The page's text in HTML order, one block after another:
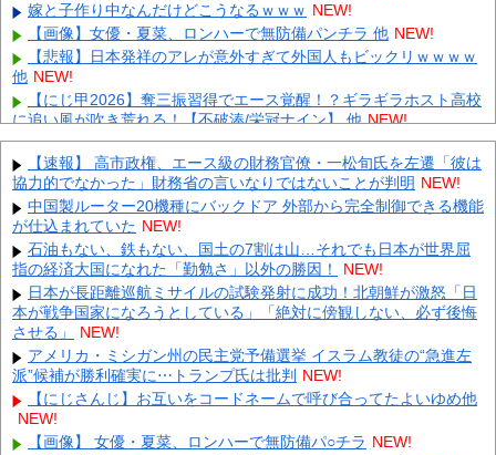
嫁と子作り中なんだけどこうなるｗｗｗ NEW!
【画像】女優・夏菜、ロンハーで無防備パンチラ 他 NEW!
【悲報】日本発祥のアレが意外すぎて外国人もビックリｗｗｗｗ
他 NEW!
【にじ甲2026】奪三振習得でエース覚醒！？ギラギラホスト高校
に追い風が吹き荒れる！【不破湊/栄冠ナイン】 他 NEW!
【衝撃】全敵ロックオンレーザーELの火力比較がエグいｗｗｗ
他
NEW!
【悲報】井端ジャパン、最悪の空気のまま解散していた 他 NEW!
【速報】 『有吉の夏休み』、とんでもない発表をしてしま
う！！！！！ NEW!
【画像】 北海道の1500万の中古物件、レベチｗｗｗｗｗｗｗｗ
ｗｗｗｗｗｗｗｗｗｗｗｗ NEW!
【画像】24歳の人妻さん、露天風呂で撮られるｗｗｗｗｗｗｗｗ
ｗｗｗｗｗｗｗｗｗ NEW!
【悲報】 コロナワクチン打たなかった結果・・・・
Powered by livedoor 相互RSS
【速報】 高市政権、エース級の財務官僚・一松旬氏を左遷「彼は
協力的でなかった」財務省の言いなりではないことが判明 NEW!
中国製ルーター20機種にバックドア 外部から完全制御できる機能
が仕込まれていた NEW!
石油もない、鉄もない、国土の7割は山…それでも日本が世界屈
指の経済大国になれた「勤勉さ」以外の勝因！
NEW!
日本が長距離巡航ミサイルの試験発射に成功！北朝鮮が激怒「日
本が戦争国家になろうとしている」「絶対に傍観しない、必ず後悔
させる」
NEW!
アメリカ・ミシガン州の民主党予備選挙 イスラム教徒の“急進左
派”候補が勝利確実に⋯トランプ氏は批判 NEW!
【にじさんじ】お互いをコードネームで呼び合ってたよいゆめ他
NEW!
【画像】 女優・夏菜、ロンハーで無防備パ○チラ NEW!